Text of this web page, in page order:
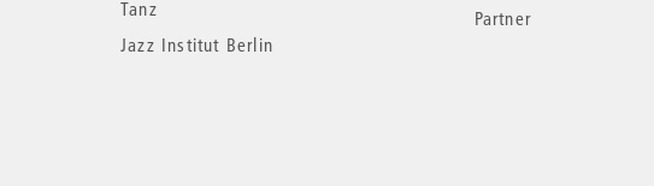
Tanz
Jazz Institut Berlin
Partner